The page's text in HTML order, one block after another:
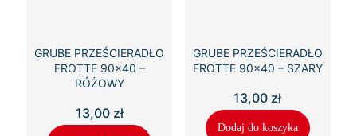
GRUBE PRZEŚCIERADŁO
FROTTE 90×40 –
RÓŻOWY
13,00 zł
GRUBE PRZEŚCIERADŁO
FROTTE 90×40 – SZARY
13,00 zł
Dodaj do koszyka